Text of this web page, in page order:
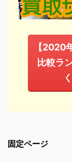
【2020
比較ラ
固定ページ